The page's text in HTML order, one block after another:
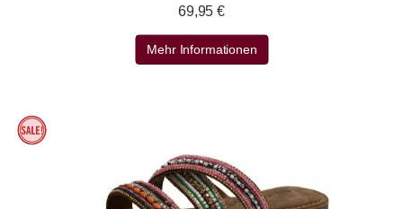
69,95 €
Mehr Informationen